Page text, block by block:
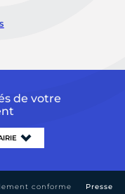
de votre
conforme Presse